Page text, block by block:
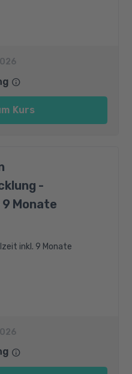
Kurs
-
9 Monate
inkl. 9 Monate